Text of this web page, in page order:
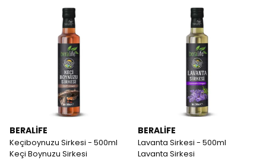
BERALİFE
Keçiboynuzu Sirkesi - 500ml
Keçi Boynuzu Sirkesi
BERALİFE
Lavanta Sirkesi - 500ml
Lavanta Sirkesi